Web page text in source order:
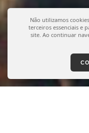
Não utilizamos
terceiros essenciais e
site. Ao continuar